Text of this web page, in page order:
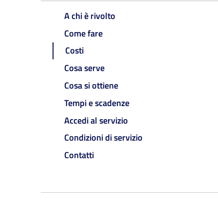
A chi è rivolto
Come fare
Costi
Cosa serve
Cosa si ottiene
Tempi e scadenze
Accedi al servizio
Condizioni di servizio
Contatti